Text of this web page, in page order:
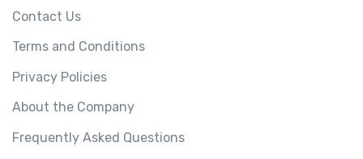
Contact Us
Terms and Conditions
Privacy Policies
About the Company
Frequently Asked Questions